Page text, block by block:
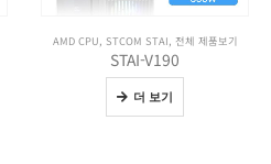
AMD CPU, STCOM STAI, 전체 제품보기
STAI-V190
더 보기